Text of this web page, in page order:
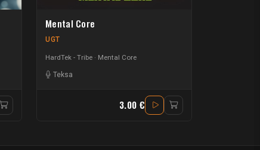
Mental Core
UGT
HardTek - Tribe Mental Core
Teksa
3.00 €